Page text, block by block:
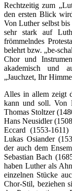
Rechtzeitig zum
den ersten Blick
Von Luther selbst
sehr stark auf
frömmelndes
belehrt bzw. „be-
Chor und
akademisch und
„Jauchzet, Ihr
Alles in allem zeigt
kann und soll. Von
Thomas Stoltzer
Hans Neusidler
Eccard (1553-
Lukas Osiander
der auch dem
Sebastian Bach
haben Luther als
einzelnen Stücke
Chor-Stil, beziehen